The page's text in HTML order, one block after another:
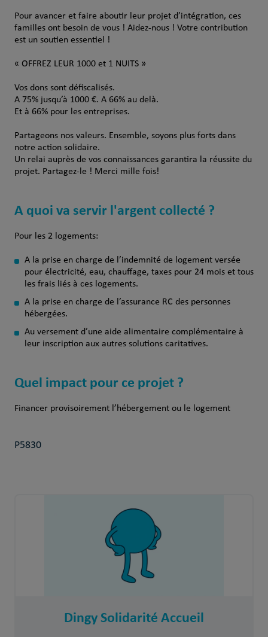
Pour avancer et faire aboutir leur projet d’intégration, ces
familles ont besoin de vous ! Aidez-nous ! Votre contribution
est un soutien essentiel !
« OFFREZ LEUR 1000 et 1 NUITS »
Vos dons sont défiscalisés.
A 75% jusqu’à 1000 €. A 66% au delà.
Et à 66% pour les entreprises.
Partageons nos valeurs. Ensemble, soyons plus forts dans
notre action solidaire.
Un relai auprès de vos connaissances garantira la réussite du
projet. Partagez-le ! Merci mille fois!
A quoi va servir l'argent collecté ?
Pour les 2 logements:
A la prise en charge de l’indemnité de logement versée
pour électricité, eau, chauffage, taxes pour 24 mois et tous
les frais liés à ces logements.
A la prise en charge de l’assurance RC des personnes
hébergées.
Au versement d’une aide alimentaire complémentaire à
leur inscription aux autres solutions caritatives.
Quel impact pour ce projet ?
Financer provisoirement l’hébergement ou le logement
P5830
Dingy Solidarité Accueil